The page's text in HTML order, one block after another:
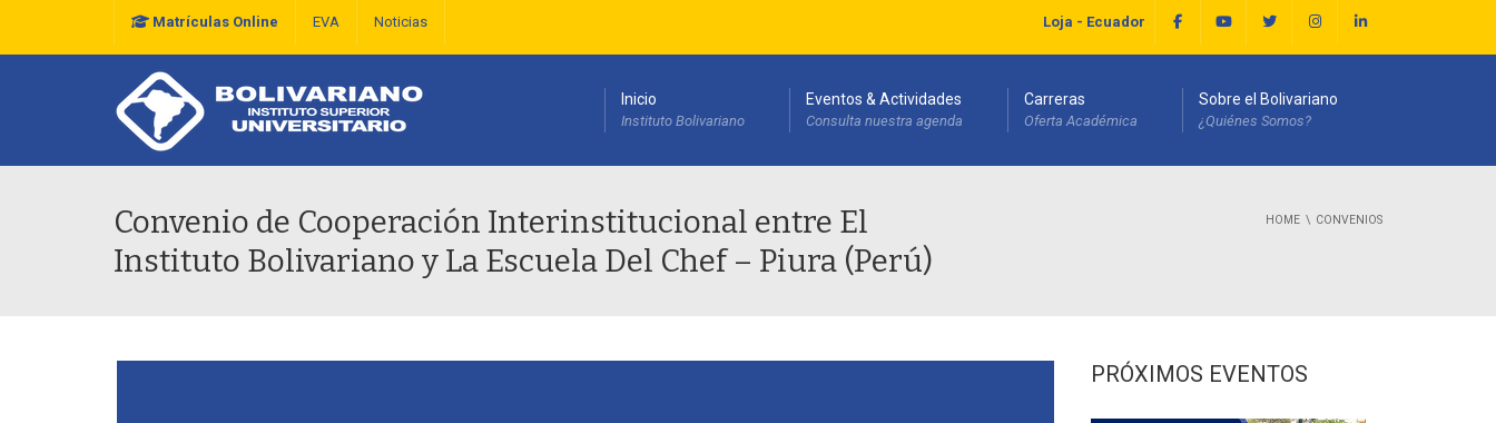
Matrículas Online EVA Noticias Loja - Ecuador
Inicio
Instituto Bolivariano
Eventos & Actividades
Consulta nuestra agenda
Carreras
Oferta Académica
Sobre el Bolivariano
¿Quiénes Somos?
Convenio de Cooperación Interinstitucional entre El
Instituto Bolivariano y La Escuela Del Chef – Piura (Perú)
HOME CONVENIOS
PRÓXIMOS EVENTOS